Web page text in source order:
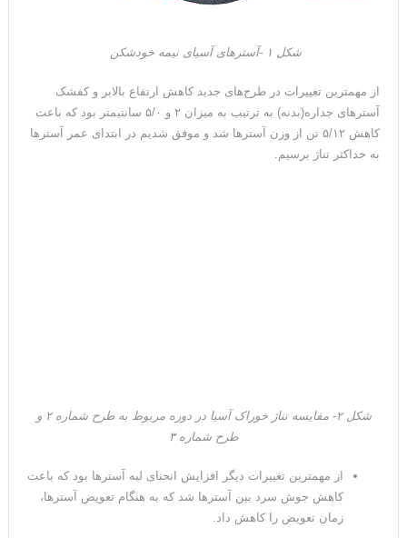
شکل ۱ -آسترهای آسیای نیمه خودشکن
از مهمترین تغییرات در طرح‌های جدید کاهش ارتفاع بالابر و کفشک
آسترهای جداره(بدنه) به ترتیب به میزان ۲ و ۵/۰ سانتیمتر بود که باعث
کاهش ۵/۱۲ تن از وزن آسترها شد و موفق شدیم در ابتدای عمر آسترها
به حداکثر تناژ برسیم.
شکل ۲- مقایسه تناژ خوراک آسیا در دوره مربوط به طرح شماره ۲ و
طرح شماره ۳
از مهمترین تغییرات دیگر افزایش انحنای لبه آسترها بود که باعث
کاهش جوش سرد بین آسترها شد که به هنگام تعویض آسترها،
زمان تعویض را کاهش داد.